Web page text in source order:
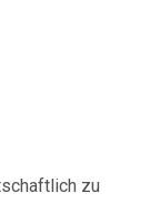
zu